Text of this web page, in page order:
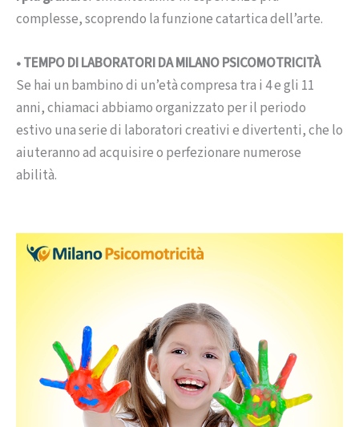
complesse, scoprendo la funzione catartica dell’arte.
• TEMPO DI LABORATORI DA MILANO PSICOMOTRICITÀ
Se hai un bambino di un’età compresa tra i 4 e gli 11
anni, chiamaci abbiamo organizzato per il periodo
estivo una serie di laboratori creativi e divertenti, che lo
aiuteranno ad acquisire o perfezionare numerose
abilità.